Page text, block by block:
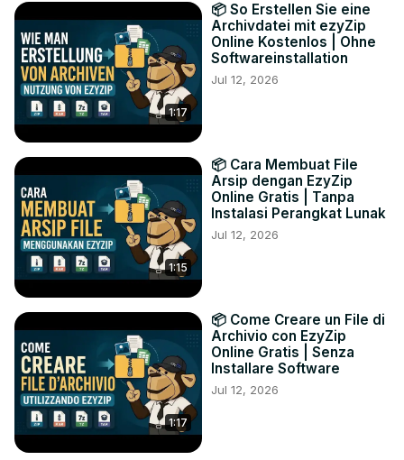
1:17
📦 So Erstellen Sie eine
Archivdatei mit ezyZip
Online Kostenlos | Ohne
Softwareinstallation
Jul 12, 2026
1:15
📦 Cara Membuat File
Arsip dengan EzyZip
Online Gratis | Tanpa
Instalasi Perangkat Lunak
Jul 12, 2026
1:17
📦 Come Creare un File di
Archivio con EzyZip
Online Gratis | Senza
Installare Software
Jul 12, 2026